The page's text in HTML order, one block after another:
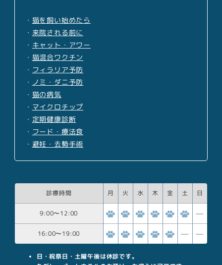
・ 猫を飼い始めたら
・ 来院される前に
・ キャット・アワー
・ 猫混合ワクチン
・ フィラリア予防
・ ノミ・ダニ予防
・ 猫の病気
・ マイクロチップ
・ 定期健康診断
・ フード・療法食
・ 避妊・去勢手術
診療時間 月 火 水 木 金 土 日
9:00〜12:00
16:00〜19:00
日・祝祭日・土曜午後は休診です。